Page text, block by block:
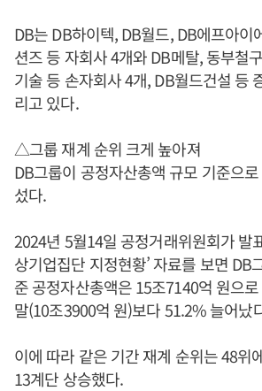
DB는 DB하이텍, DB월드, DB에프아이
션즈 등 자회사 4개와 DB메탈, 동부철
기술 등 손자회사 4개, DB월드건설 등
리고 있다.
△그룹 재계 순위 크게 높아져
DB그룹이 공정자산총액 규모 기준으
섰다.
2024년 5월14일 공정거래위원회가 발
상기업집단 지정현황’ 자료를 보면 DB
준 공정자산총액은 15조7140억 원으
말(10조3900억 원)보다 51.2% 늘어났
이에 따라 같은 기간 재계 순위는 48위
13계단 상승했다.